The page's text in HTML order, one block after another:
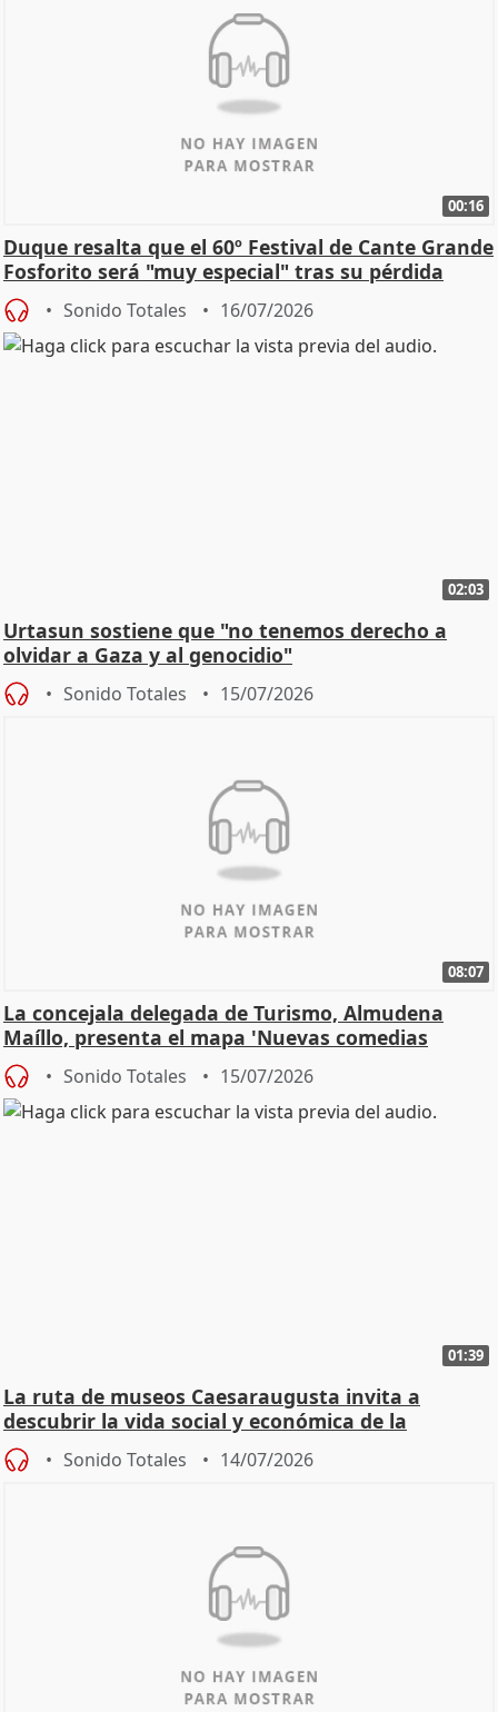
00:16
Duque resalta que el 60º Festival de Cante Grande
Fosforito será "muy especial" tras su pérdida
Sonido Totales 16/07/2026
02:03
Urtasun sostiene que "no tenemos derecho a
olvidar a Gaza y al genocidio"
Sonido Totales 15/07/2026
08:07
La concejala delegada de Turismo, Almudena
Maíllo, presenta el mapa 'Nuevas comedias
madrileñas'
Sonido Totales 15/07/2026
01:39
La ruta de museos Caesaraugusta invita a
descubrir la vida social y económica de la
Zaragoza ro
Sonido Totales 14/07/2026